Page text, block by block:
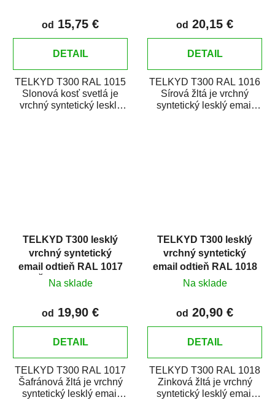
od 15,75 €
DETAIL
TELKYD T300 RAL 1015
Slonová kosť svetlá je
vrchný syntetický lesklý
od 20,15 €
DETAIL
TELKYD T300 RAL 1016
Sírová žltá je vrchný
syntetický lesklý email
TELKYD T300 lesklý
vrchný syntetický
email odtieň RAL 1017
Šafránová žltá
Na sklade
od 19,90 €
DETAIL
TELKYD T300 RAL 1017
Šafránová žltá je vrchný
syntetický lesklý email
TELKYD T300 lesklý
vrchný syntetický
email odtieň RAL 1018
Zinková žltá
Na sklade
od 20,90 €
DETAIL
TELKYD T300 RAL 1018
Zinková žltá je vrchný
syntetický lesklý email